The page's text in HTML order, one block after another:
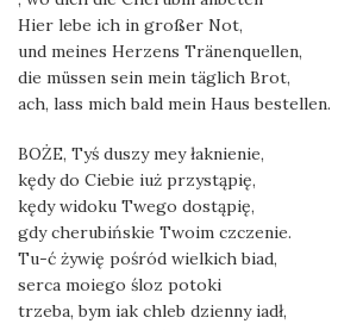
Hier lebe ich in großer Not,
und meines Herzens Tränenquellen,
die müssen sein mein täglich Brot,
ach, lass mich bald mein Haus bestellen.
BOŻE, Tyś duszy mey łaknienie,
kędy do Ciebie iuż przystąpię,
kędy widoku Twego dostąpię,
gdy cherubińskie Twoim czczenie.
Tu-ć żywię pośród wielkich biad,
serca moiego śloz potoki
trzeba, bym iak chleb dzienny iadł,